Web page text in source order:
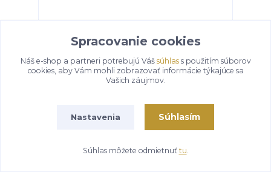
BGS Technic BGS 7719-1 Adaptér M12 x 1,5
mm BGS107719-1 pre klzné kladivo (Pre BGS
107719
19,89 €
Spracovanie cookies
Náš e-shop a partneri potrebujú Váš súhlass použitím súborov
cookies, aby Vám mohli zobrazovať informácie týkajúce sa
Vašich záujmov.
Nastavenia Súhlasím
Súhlas môžete odmietnuť tu